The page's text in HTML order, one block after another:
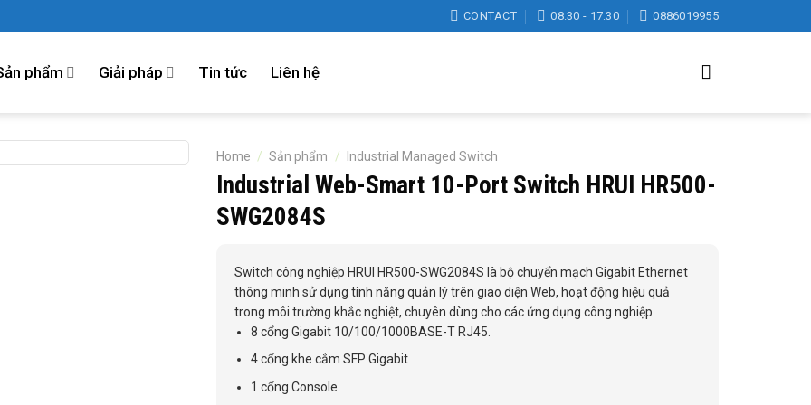
CONTACT 08:30 - 17:30 0886019955
phẩm Giải pháp Tin tức Liên hệ
Home / Sản phẩm / Industrial Managed Switch
Industrial Web-Smart 10-Port Switch HRUI HR500-
SWG2084S
Switch công nghiệp HRUI HR500-SWG2084S là bộ chuyển mạch Gigabit Ethernet
thông minh sử dụng tính năng quản lý trên giao diện Web, hoạt động hiệu quả
trong môi trường khắc nghiệt, chuyên dùng cho các ứng dụng công nghiệp.
8 cổng Gigabit 10/100/1000BASE-T RJ45.
4 cổng khe cắm SFP Gigabit
1 cổng Console